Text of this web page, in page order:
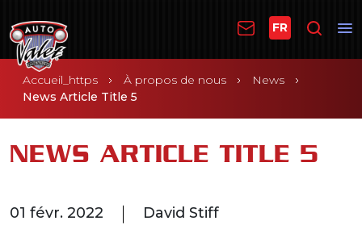
FR
Accueil_https À propos de nous
News
News Article Title 5
NEWS ARTICLE TITLE 5
01 févr. 2022 David Stiff